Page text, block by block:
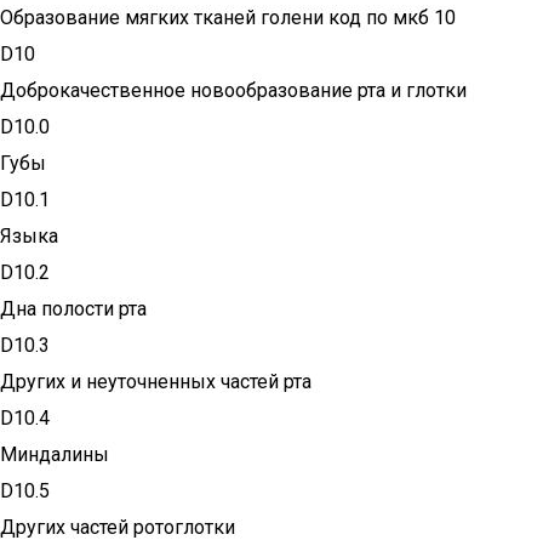
Образование мягких тканей голени код по мкб 10
D10
Доброкачественное новообразование рта и глотки
D10.0
Губы
D10.1
Языка
D10.2
Дна полости рта
D10.3
Других и неуточненных частей рта
D10.4
Миндалины
D10.5
Других частей ротоглотки